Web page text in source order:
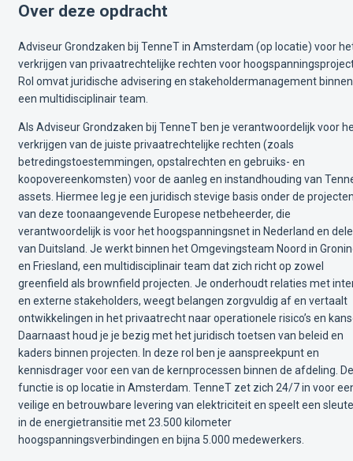
Over deze opdracht
Adviseur Grondzaken bij TenneT in Amsterdam (op locatie) voor
verkrijgen van privaatrechtelijke rechten voor
Rol omvat juridische advisering en stakeholdermanagement binnen
een multidisciplinair team.
Als Adviseur Grondzaken bij TenneT ben je verantwoordelijk voor
verkrijgen van de juiste privaatrechtelijke rechten (zoals
betredingstoestemmingen, opstalrechten en gebruiks- en
koopovereenkomsten) voor de aanleg en instandhouding van
assets. Hiermee leg je een juridisch stevige basis onder de
van deze toonaangevende Europese netbeheerder, die
verantwoordelijk is voor het hoogspanningsnet in Nederland en
van Duitsland. Je werkt binnen het Omgevingsteam Noord in
en Friesland, een multidisciplinair team dat zich richt op zowel
greenfield als brownfield projecten. Je onderhoudt relaties met
en externe stakeholders, weegt belangen zorgvuldig af en vertaalt
ontwikkelingen in het privaatrecht naar operationele risico’s en
Daarnaast houd je je bezig met het juridisch toetsen van beleid en
kaders binnen projecten. In deze rol ben je aanspreekpunt en
kennisdrager voor een van de kernprocessen binnen de afdeling. De
functie is op locatie in Amsterdam. TenneT zet zich 24/7 in voor
veilige en betrouwbare levering van elektriciteit en speelt een
in de energietransitie met 23.500 kilometer
hoogspanningsverbindingen en bijna 5.000 medewerkers.